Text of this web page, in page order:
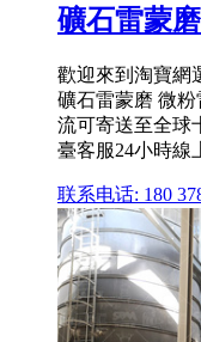
礦石雷蒙
歡迎來到淘寶網
礦石雷蒙磨 微
流可寄送至全球
臺客服24小時線
联系电话: 180